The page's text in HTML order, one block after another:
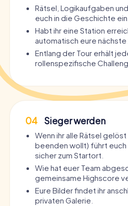
Rätsel, Logikaufgaben
euch in die Geschichte
Habt ihr eine Station
automatisch eure nächste
Entlang der Tour erhält
rollenspezifische
04 Sieger werden
Wenn ihr alle Rätsel
beenden wollt) führt
sicher zum Startort.
Wie hat euer Team
gemeinsame Highscore
Eure Bilder findet ihr
privaten Galerie.